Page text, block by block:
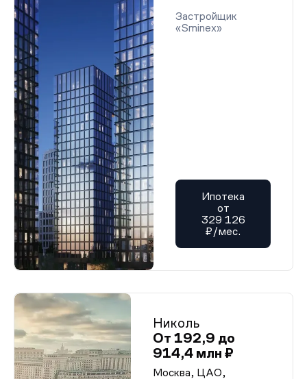
Застройщик
«Sminex»
Ипотека
от
329 126
₽/мес.
Николь
От 192,9 до
914,4 млн ₽
Москва, ЦАО,